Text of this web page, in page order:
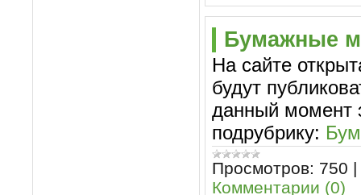
Бумажные
На сайте
будут
данный момент
подрубрику:
Просмотров: 750 |
Комментарии (0)